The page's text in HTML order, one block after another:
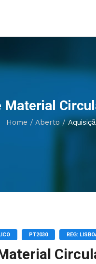
Material
Home / Aberto/
PT2030 REG: